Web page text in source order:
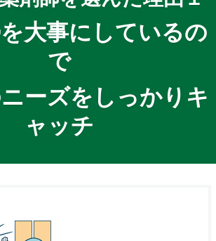
大事にしているの
で
ーズをしっかりキ
ャッチ